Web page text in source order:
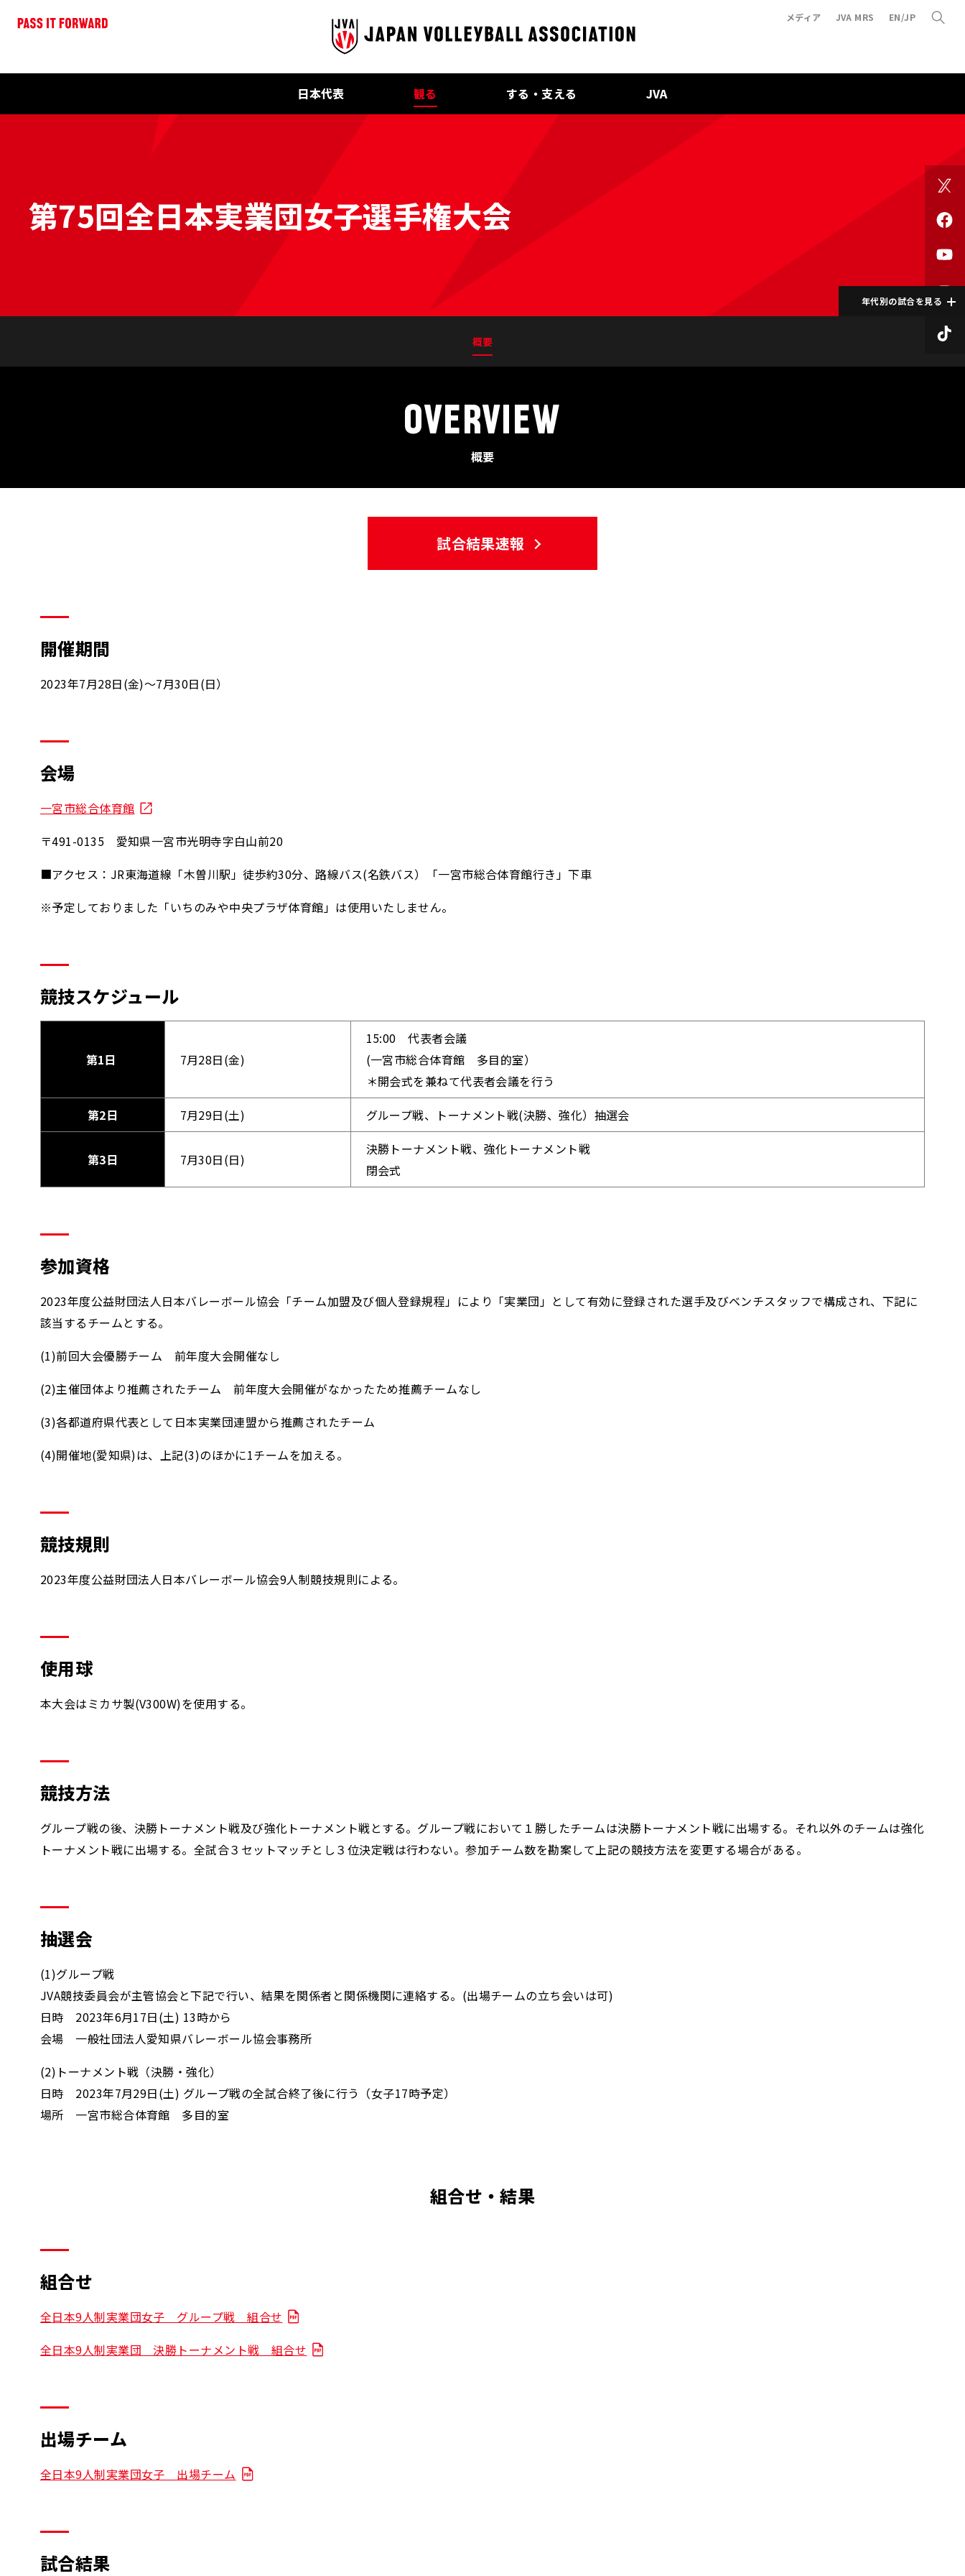
メディア JVA MRS EN/JP
日本代表 観る する・支える JVA
第75回全日本実業団女子選手権大会
年代別の試合を見る
概要
OVERVIEW
概要
試合結果速報
開催期間
2023年7月28日(金)～7月30日(日）
会場
一宮市総合体育館
〒491-0135 愛知県一宮市光明寺字白山前20
■アクセス：JR東海道線「木曽川駅」徒歩約30分、路線バス(名鉄バス）「一宮市総合体育館行き」下車
※予定しておりました「いちのみや中央プラザ体育館」は使用いたしません。
競技スケジュール
第1日 7月28日(金)
15:00 代表者会議
(一宮市総合体育館 多目的室）
＊開会式を兼ねて代表者会議を行う
第2日
7月29日(土) グループ戦、トーナメント戦(決勝、強化）抽選会
第3日 7月30日(日)
決勝トーナメント戦、強化トーナメント戦
閉会式
参加資格
2023年度公益財団法人日本バレーボール協会「チーム加盟及び個人登録規程」により「実業団」として有効に登録された選手及びベンチスタッフで構成され、下記に
該当するチームとする。
(1)前回大会優勝チーム 前年度大会開催なし
(2)主催団体より推薦されたチーム 前年度大会開催がなかったため推薦チームなし
(3)各都道府県代表として日本実業団連盟から推薦されたチーム
(4)開催地(愛知県)は、上記(3)のほかに1チームを加える。
競技規則
2023年度公益財団法人日本バレーボール協会9人制競技規則による。
使用球
本大会はミカサ製(V300W)を使用する。
競技方法
グループ戦の後、決勝トーナメント戦及び強化トーナメント戦とする。グループ戦において１勝したチームは決勝トーナメント戦に出場する。それ以外のチームは強化
トーナメント戦に出場する。全試合３セットマッチとし３位決定戦は行わない。参加チーム数を勘案して上記の競技方法を変更する場合がある。
抽選会
(1)グループ戦
JVA競技委員会が主管協会と下記で行い、結果を関係者と関係機関に連絡する。(出場チームの立ち会いは可)
日時 2023年6月17日(土) 13時から
会場 一般社団法人愛知県バレーボール協会事務所
(2)トーナメント戦（決勝・強化）
日時 2023年7月29日(土) グループ戦の全試合終了後に行う（女子17時予定）
場所 一宮市総合体育館 多目的室
組合せ・結果
組合せ
全日本9人制実業団女子 グループ戦 組合せ
全日本9人制実業団 決勝トーナメント戦 組合せ
出場チーム
全日本9人制実業団女子 出場チーム
試合結果